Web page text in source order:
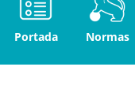
Portada Normas